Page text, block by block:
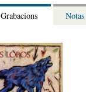
Grabacions Notas